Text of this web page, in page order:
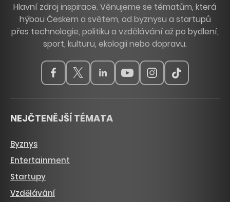
Hlavní zdroj inspirace. Věnujeme se tématům, která
hýbou Českem a světem, od byznysu a startupů
přes technologie, politiku a vzdělávání až po bydlení,
sport, kulturu, ekologii nebo dopravu.
NEJČTENĚJŠÍ TÉMATA
Byznys
Entertainment
Startupy
Vzdělávání